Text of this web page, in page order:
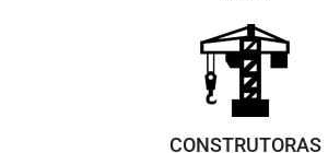
CONSTRUTORAS